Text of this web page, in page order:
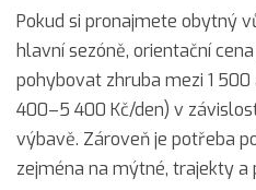
Pokud si pronajmete obytný
hlavní sezóně, orientační
pohybovat zhruba mezi 1
400–5 400 Kč/den) v
výbavě. Zároveň je potřeba
zejména na mýtné, trajekty a